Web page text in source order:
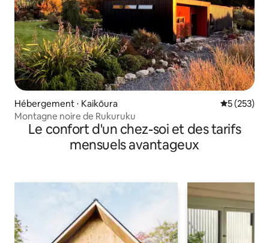
Hébergement ⋅ Kaikōura Évaluation
5 (253)
Montagne noire de Rukuruku
Le confort d'un chez-soi et des tarifs
mensuels avantageux